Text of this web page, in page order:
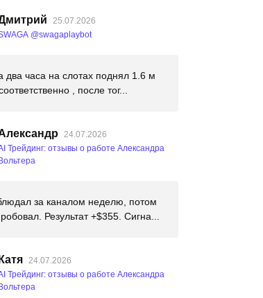
25.07.2026
@swagaplaybot
два часа на слотах поднял 1.6 м
, после тог...
24.07.2026
Трейдинг: отзывы о работе Александра
Вольтера
за каналом неделю, потом
Результат +$355. Сигна...
Катя 24.07.2026
Трейдинг: отзывы о работе Александра
Вольтера